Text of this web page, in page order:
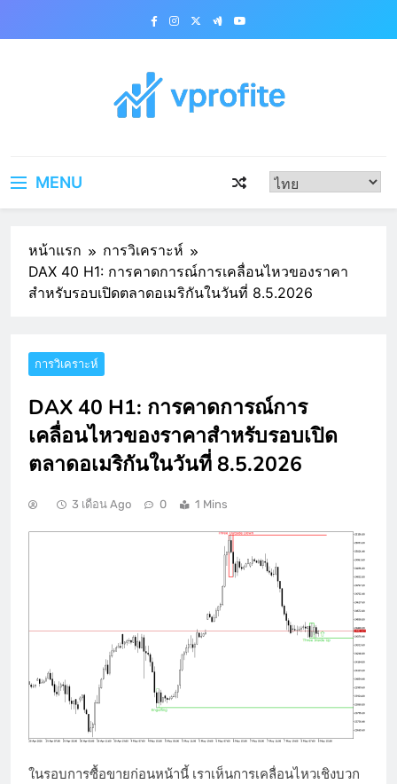
MENU
หน้าแรก
การวิเคราะห์
DAX 40 H1: การคาดการณ์การเคลื่อนไหวของราคา
สำหรับรอบเปิดตลาดอเมริกันในวันที่ 8.5.2026
การวิเคราะห์
DAX 40 H1: การคาดการณ์การ
เคลื่อนไหวของราคาสำหรับรอบเปิด
ตลาดอเมริกันในวันที่ 8.5.2026
3 เดือน Ago 0 1 Mins
ในรอบการซื้อขายก่อนหน้านี้ เราเห็นการเคลื่อนไหวเชิงบวก